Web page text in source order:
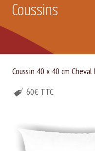
Coussins
Coussin 40 x 40 cm
60€ TTC